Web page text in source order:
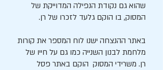
שהוא גם נקודת הנפילה המדוייקת של
המסוק, בו הוקם גלעד לזכרו של רן.
באתר ההנצחה ישנו לוח המספר את קורות
מלחמת לבנון השנייה כמו גם על חייו של
רן. משרידי המסוק הוקם באתר פסל